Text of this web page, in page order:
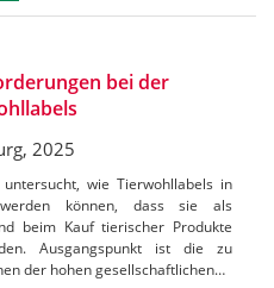
bei der
2025
wie Tierwohllabels in
können, dass sie als
beim Kauf tierischer Produkte
Ausgangspunkt ist die zu
der hohen gesellschaftlichen…